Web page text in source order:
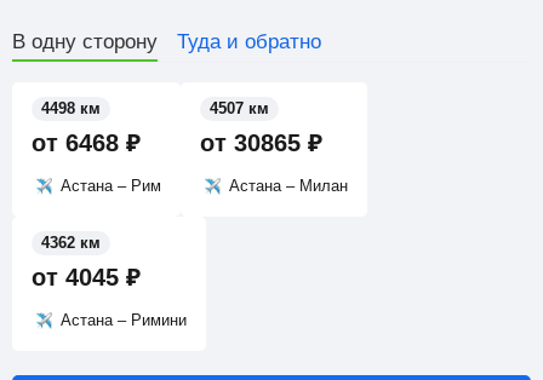
В одну сторону Туда и обратно
от 6468 ₽
Астана – Рим
4498 км
от 30865 ₽
Астана – Милан
4507 км
от 4045 ₽
Астана – Римини
4362 км